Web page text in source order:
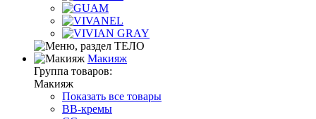
Макияж
Группа товаров:
Макияж
Показать все товары
BB-кремы